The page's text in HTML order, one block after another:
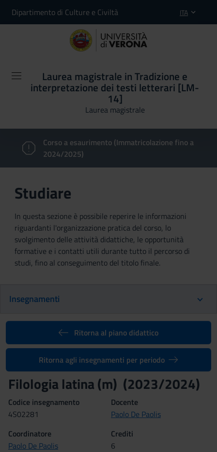
Dipartimento di Culture e Civiltà ITA
Laurea magistrale in Tradizione e
interpretazione dei testi letterari [LM-
14]
Laurea magistrale
Corso a esaurimento (Immatricolazione fino a
2024/2025)
Studiare
In questa sezione è possibile reperire le informazioni
riguardanti l'organizzazione pratica del corso, lo
svolgimento delle attività didattiche, le opportunità
formative e i contatti utili durante tutto il percorso di
studi, fino al conseguimento del titolo finale.
Insegnamenti
Ritorna al piano didattico
Ritorna agli insegnamenti per periodo
Filologia latina (m) (2023/2024)
Codice insegnamento
4S02281
Docente
Paolo De Paolis
Coordinatore
Paolo De Paolis
Crediti
6